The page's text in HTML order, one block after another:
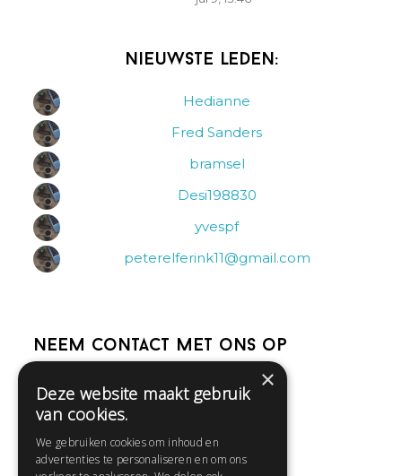
Nieuwste leden:
Hedianne
Fred Sanders
bramsel
Desi198830
yvespf
peterelferink11@gmail.com
Neem contact met ons op
Help
Contact
Huisregels
×
Deze website maakt gebruik
van cookies.
We gebruiken cookies om inhoud en
advertenties te personaliseren en om ons